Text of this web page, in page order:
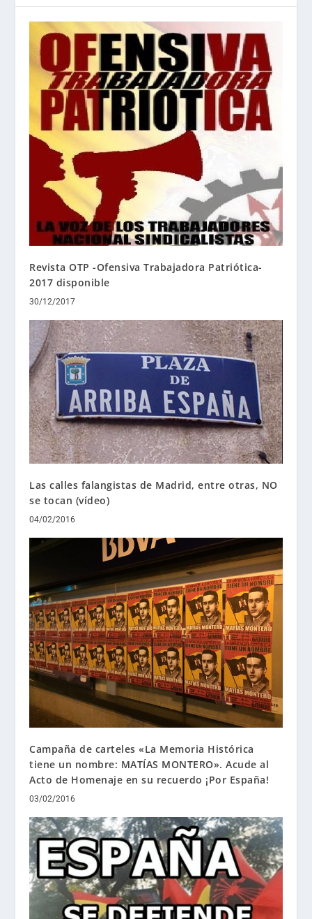
Revista OTP -Ofensiva Trabajadora Patriótica-
2017 disponible
30/12/2017
Las calles falangistas de Madrid, entre otras, NO
se tocan (vídeo)
04/02/2016
Campaña de carteles «La Memoria Histórica
tiene un nombre: MATÍAS MONTERO». Acude al
Acto de Homenaje en su recuerdo ¡Por España!
03/02/2016